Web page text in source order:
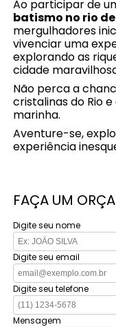
Ao participar de
batismo no rio
mergulhadores
vivenciar uma
explorando as
cidade
Não perca a
cristalinas do Rio
marinha.
Aventure-se,
experiência
FAÇA UM
Digite seu nome
Digite seu email
Digite seu telefone
Mensagem